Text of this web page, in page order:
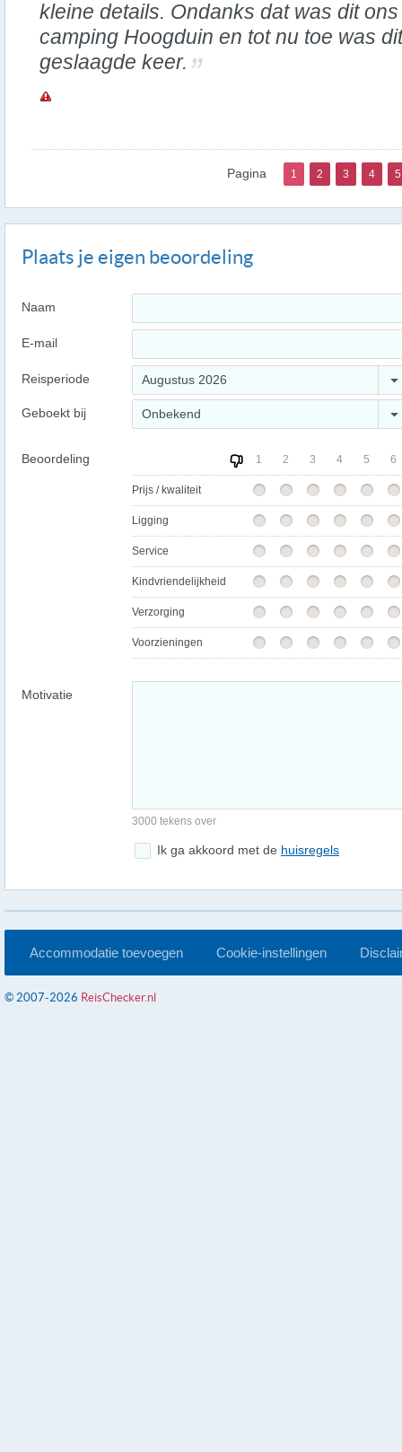
kleine details. Ondanks dat was dit
camping Hoogduin en tot nu toe was
geslaagde keer.
Pagina 1 2 3 4 5
Plaats je eigen beoordeling
Naam
E-mail
Reisperiode Augustus 2026
Geboekt bij Onbekend
Beoordeling 1 2 3 4 5 6
Prijs / kwaliteit
Ligging
Service
Kindvriendelijkheid
Verzorging
Voorzieningen
Motivatie
3000 tekens over
Ik ga akkoord met de huisregels
Accommodatie toevoegen Cookie-instellingen
© 2007-2026 ReisChecker.nl